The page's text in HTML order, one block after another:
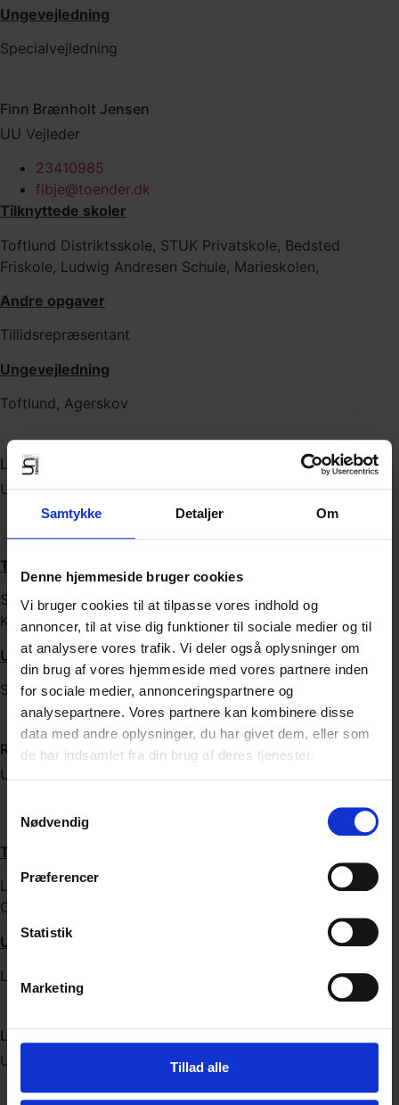
Samtykke Detaljer Om
Denne hjemmeside bruger cookies
Vi bruger cookies til at tilpasse vores indhold og
annoncer, til at vise dig funktioner til sociale medier og til
at analysere vores trafik. Vi deler også oplysninger om
din brug af vores hjemmeside med vores partnere inden
for sociale medier, annonceringspartnere og
analysepartnere. Vores partnere kan kombinere disse
data med andre oplysninger, du har givet dem, eller som
de har indsamlet fra din brug af deres tjenester.
Nødvendig
Præferencer
Statistik
Marketing
Tillad alle
Ungevejledning
Specialvejledning
Finn Brænholt Jensen
UU Vejleder
23410985
fibje@toender.dk
Tilknyttede skoler
Toftlund Distriktsskole, STUK Privatskole, Bedsted
Friskole, Ludwig Andresen Schule, Marieskolen,
Andre opgaver
Tillidsrepræsentant
Ungevejledning
Toftlund, Agerskov
Lars Martinsson
UU Vejleder
21709985
larma@toender.dk
Tilknyttede skoler
Skærbæk Distriktsskole, Skærbæk Realskole, Agerskov
Kristne Friskole
Ungevejledning
Skærbæk, Højer, Bredebro
Rikke Bruhn Groth
UU Vejleder
rikbru@toender.dk
Tilknyttede skoler
Løgumkloster Distriktsskole og Tønder Distriktsskole –
Overbygningsskolen
Ungevejledning
Løgumkloster, Tønder
Linda Müller Rasmussen
UU Vejleder
20492275